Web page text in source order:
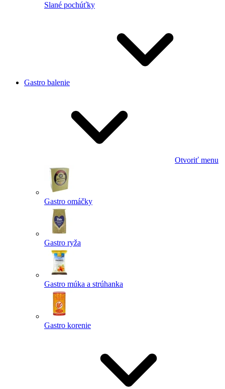
Slané pochúťky
Gastro balenie
Otvoriť menu
Gastro omáčky
Gastro ryža
Gastro múka a strúhanka
Gastro korenie